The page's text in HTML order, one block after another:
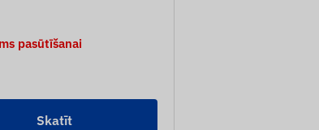
pasūtīšanai
Skatīt